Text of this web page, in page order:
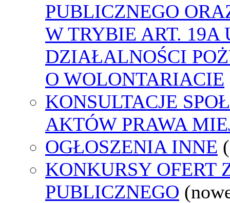
PUBLICZNEGO
W TRYBIE ART. 19A
DZIAŁALNOŚCI
O WOLONTARIACIE
KONSULTACJE
AKTÓW PRAWA
OGŁOSZENIA INNE
KONKURSY OFERT
PUBLICZNEGO